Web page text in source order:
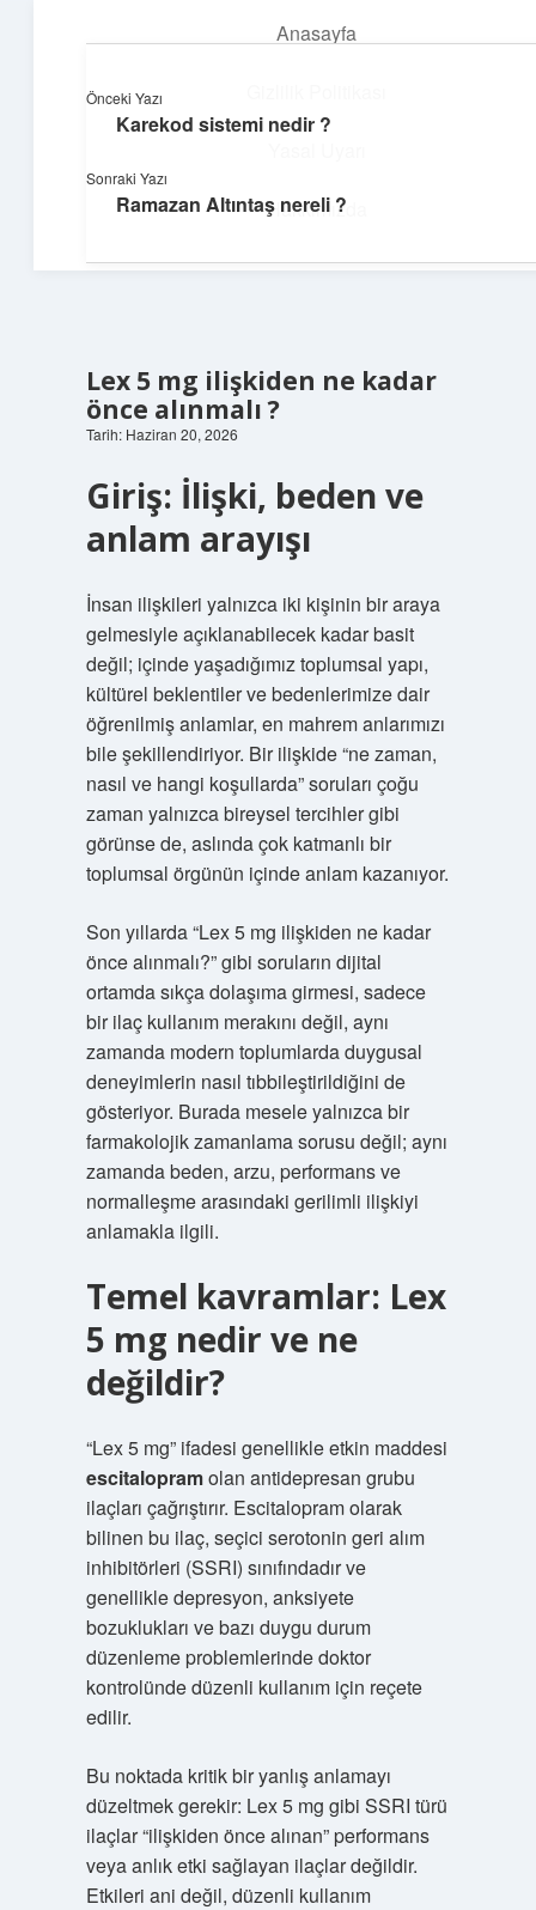
Anasayfa
Hakkımızda
Keyifli vakit için kısa ve eğlenceli içerikler.
Lex 5 mg ilişkiden ne kadar
önce alınmalı ?
Tarih: Haziran 20, 2026
Giriş: İlişki, beden ve
anlam arayışı
İnsan ilişkileri yalnızca iki kişinin bir araya
gelmesiyle açıklanabilecek kadar basit
değil; içinde yaşadığımız toplumsal yapı,
kültürel beklentiler ve bedenlerimize dair
öğrenilmiş anlamlar, en mahrem anlarımızı
bile şekillendiriyor. Bir ilişkide “ne zaman,
nasıl ve hangi koşullarda” soruları çoğu
zaman yalnızca bireysel tercihler gibi
görünse de, aslında çok katmanlı bir
toplumsal örgünün içinde anlam kazanıyor.
Son yıllarda “Lex 5 mg ilişkiden ne kadar
önce alınmalı?” gibi soruların dijital
ortamda sıkça dolaşıma girmesi, sadece
bir ilaç kullanım merakını değil, aynı
zamanda modern toplumlarda duygusal
deneyimlerin nasıl tıbbileştirildiğini de
gösteriyor. Burada mesele yalnızca bir
farmakolojik zamanlama sorusu değil; aynı
zamanda beden, arzu, performans ve
normalleşme arasındaki gerilimli ilişkiyi
anlamakla ilgili.
Temel kavramlar: Lex
5 mg nedir ve ne
değildir?
“Lex 5 mg” ifadesi genellikle etkin maddesi
escitalopramolan antidepresan grubu
ilaçları çağrıştırır. Escitalopram olarak
bilinen bu ilaç, seçici serotonin geri alım
inhibitörleri (SSRI) sınıfındadır ve
genellikle depresyon, anksiyete
bozuklukları ve bazı duygu durum
düzenleme problemlerinde doktor
kontrolünde düzenli kullanım için reçete
edilir.
Bu noktada kritik bir yanlış anlamayı
düzeltmek gerekir: Lex 5 mg gibi SSRI türü
ilaçlar “ilişkiden önce alınan” performans
veya anlık etki sağlayan ilaçlar değildir.
Etkileri ani değil, düzenli kullanım
Önceki Yazı
Karekod sistemi nedir ?
Sonraki Yazı
Ramazan Altıntaş nereli ?